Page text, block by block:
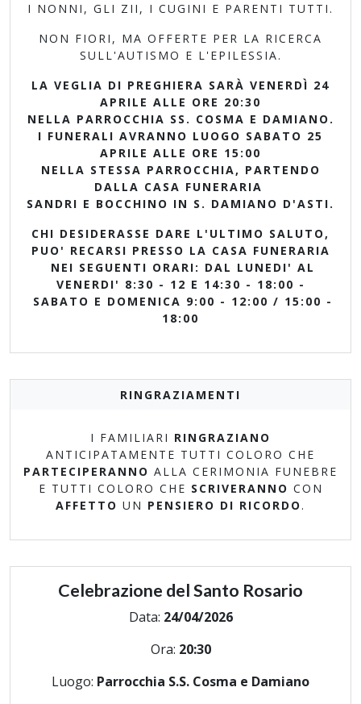
I NONNI, GLI ZII, I CUGINI E PARENTI TUTTI.
NON FIORI, MA OFFERTE PER LA RICERCA
SULL'AUTISMO E L'EPILESSIA.
LA VEGLIA DI PREGHIERA SARÀ VENERDÌ 24
APRILE ALLE ORE 20:30
NELLA PARROCCHIA SS. COSMA E DAMIANO.
I FUNERALI AVRANNO LUOGO SABATO 25
APRILE ALLE ORE 15:00
NELLA STESSA PARROCCHIA, PARTENDO
DALLA CASA FUNERARIA
SANDRI E BOCCHINO IN S. DAMIANO D'ASTI.
CHI DESIDERASSE DARE L'ULTIMO SALUTO,
PUO' RECARSI PRESSO LA CASA FUNERARIA
NEI SEGUENTI ORARI: DAL LUNEDI' AL
VENERDI' 8:30 - 12 E 14:30 - 18:00 -
SABATO E DOMENICA 9:00 - 12:00 / 15:00 -
18:00
RINGRAZIAMENTI
I FAMILIARI RINGRAZIANO
ANTICIPATAMENTE TUTTI COLORO CHE
PARTECIPERANNO ALLA CERIMONIA FUNEBRE
E TUTTI COLORO CHE SCRIVERANNO CON
AFFETTO UN PENSIERO DI RICORDO .
Celebrazione del Santo Rosario
Data: 24/04/2026
Ora: 20:30
Luogo: Parrocchia S.S. Cosma e Damiano